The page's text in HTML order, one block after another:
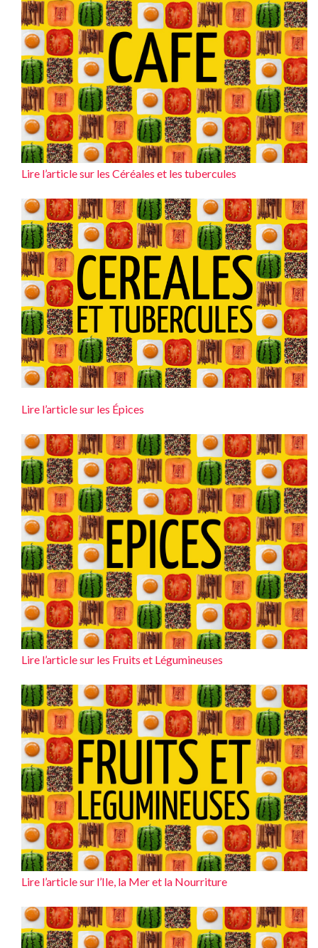
Lire l’article sur les Céréales et les tubercules
Lire l’article sur les Épices
Lire l’article sur les Fruits et Légumineuses
Lire l’article sur l’Ile, la Mer et la Nourriture